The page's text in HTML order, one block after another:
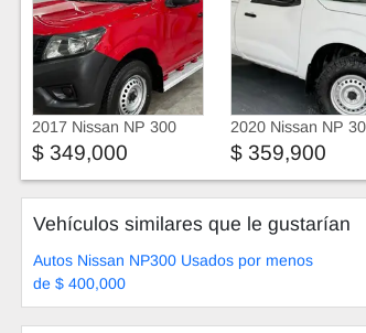
2017 Nissan NP 300
$ 349,000
2020 Nissan NP
$ 359,900
Vehículos similares que le gustarían
Autos Nissan NP300 Usados por menos
de $ 400,000